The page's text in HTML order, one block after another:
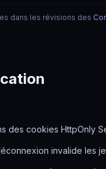
dans les révisions des
des cookies HttpOnly
invalide les